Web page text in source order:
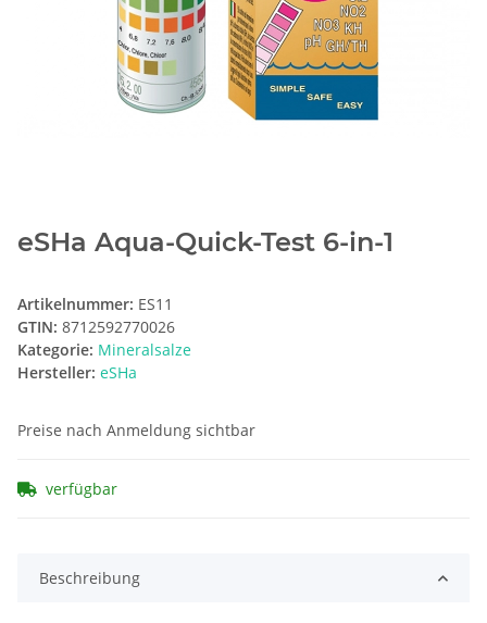
eSHa Aqua-Quick-Test 6-in-1
Artikelnummer: ES11
GTIN: 8712592770026
Kategorie: Mineralsalze
Hersteller: eSHa
Preise nach Anmeldung sichtbar
verfügbar
Beschreibung